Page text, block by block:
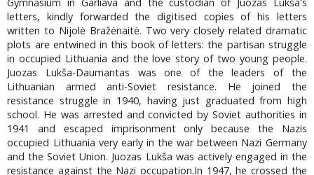
letters, kindly forwarded the digitised copies of his letters
written to Nijolė Bražėnaitė. Two very closely related dramatic
plots are entwined in this book of letters: the partisan struggle
in occupied Lithuania and the love story of two young people.
Juozas Lukša-Daumantas was one of the leaders of the
Lithuanian armed anti-Soviet resistance. He joined the
resistance struggle in 1940, having just graduated from high
school. He was arrested and convicted by Soviet authorities in
1941 and escaped imprisonment only because the Nazis
occupied Lithuania very early in the war between Nazi Germany
and the Soviet Union. Juozas Lukša was actively engaged in the
resistance against the Nazi occupation.In 1947, he crossed the